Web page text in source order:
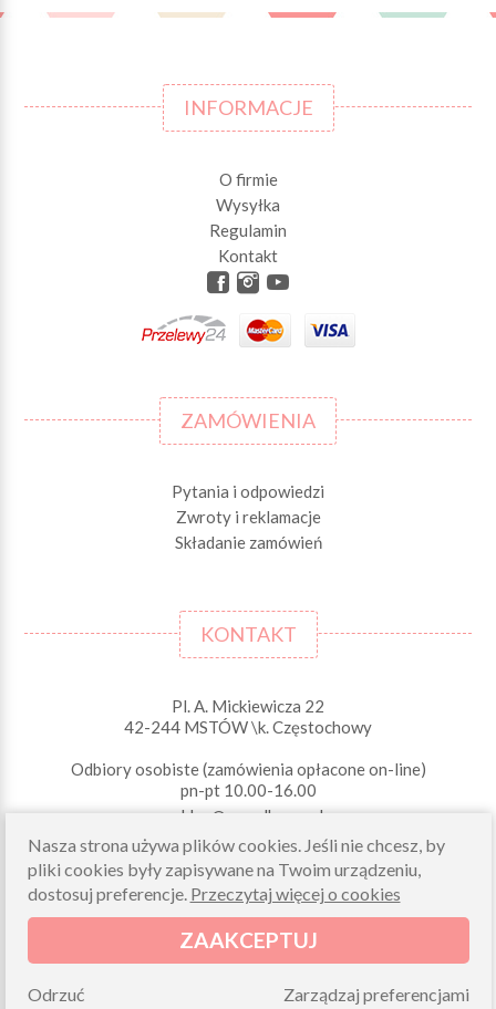
INFORMACJE
O firmie
Wysyłka
Regulamin
Kontakt
ZAMÓWIENIA
Pytania i odpowiedzi
Zwroty i reklamacje
Składanie zamówień
KONTAKT
Pl. A. Mickiewicza 22
42-244 MSTÓW \k. Częstochowy
Odbiory osobiste (zamówienia opłacone on-line)
pn-pt 10.00-16.00
sklep@morelkowe.pl
+48 34 506 50 60
+48 34 506 50 70
NIP 573 262 56 01
Nasza strona używa plików cookies. Jeśli nie chcesz, by
pliki cookies były zapisywane na Twoim urządzeniu,
dostosuj preferencje. Przeczytaj więcej o cookies
ZAAKCEPTUJ
Zarządzaj preferencjami
Odrzuć